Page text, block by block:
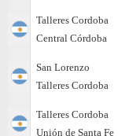
Talleres Cordoba
Central Córdoba
San Lorenzo
Talleres Cordoba
Talleres Cordoba
Unión de Santa Fe